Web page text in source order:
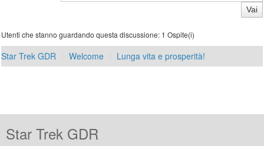
Utenti che stanno guardando questa discussione: 1 Ospite(i)
Star Trek GDR Welcome Lunga vita e prosperità!
Star Trek GDR